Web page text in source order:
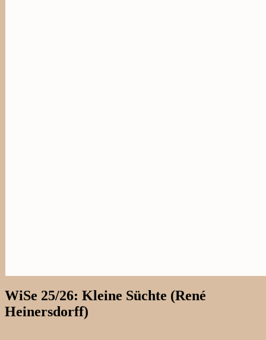
WiSe 25/26: Kleine Süchte (René
Heinersdorff)